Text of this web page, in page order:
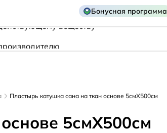
Бонусная программа
действующему веществу
Пластырь катушка сана на ткан основе 5смX500см
5смX500см